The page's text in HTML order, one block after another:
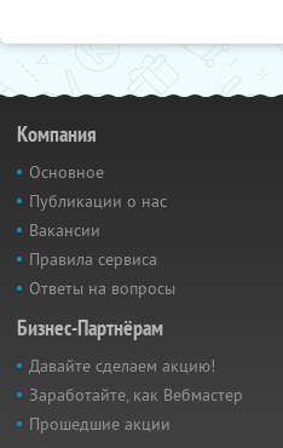
Компания
Основное
Публикации о нас
Вакансии
Правила сервиса
Ответы на вопросы
Бизнес-Партнёрам
Давайте сделаем акцию!
Заработайте, как Вебмастер
Прошедшие акции